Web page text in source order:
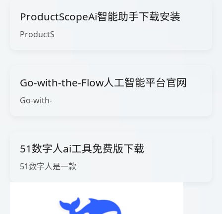
ProductScopeAi智能助手下载安装
ProductS
Go-with-the-Flow人工智能平台官网
Go-with-
51数字人ai工具免费版下载
51数字人是一款